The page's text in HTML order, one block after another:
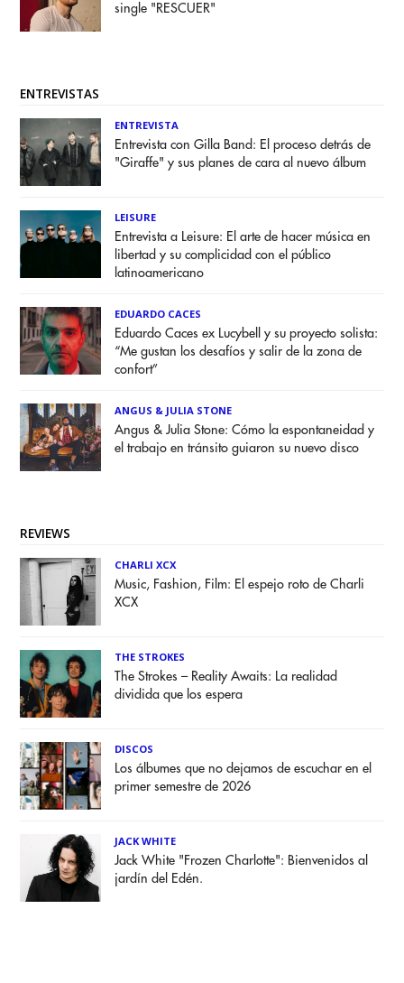
single "RESCUER"
ENTREVISTAS
ENTREVISTA
Entrevista con Gilla Band: El proceso detrás de
"Giraffe" y sus planes de cara al nuevo álbum
LEISURE
Entrevista a Leisure: El arte de hacer música en
libertad y su complicidad con el público
latinoamericano
EDUARDO CACES
Eduardo Caces ex Lucybell y su proyecto solista:
“Me gustan los desafíos y salir de la zona de
confort”
ANGUS & JULIA STONE
Angus & Julia Stone: Cómo la espontaneidad y
el trabajo en tránsito guiaron su nuevo disco
REVIEWS
CHARLI XCX
Music, Fashion, Film: El espejo roto de Charli
XCX
THE STROKES
The Strokes – Reality Awaits: La realidad
dividida que los espera
DISCOS
Los álbumes que no dejamos de escuchar en el
primer semestre de 2026
JACK WHITE
Jack White "Frozen Charlotte": Bienvenidos al
jardín del Edén.